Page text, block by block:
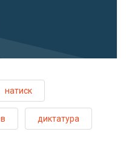
натиск
диктатура